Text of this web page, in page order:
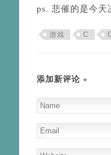
ps. 悲催的是今
游戏 C
添加新评论 »